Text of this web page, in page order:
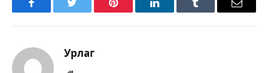
FacebookTwitter Pinterest LinkedInTumblr Имэйл
Урлаг